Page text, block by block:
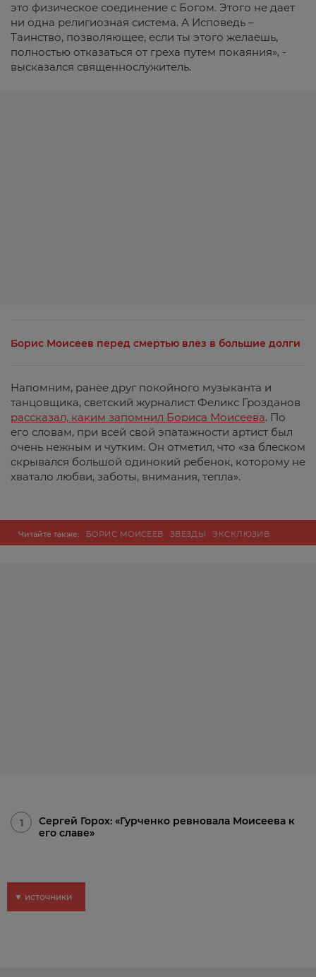
это физическое соединение с Богом. Этого не дает
ни одна религиозная система. А Исповедь –
Таинство, позволяющее, если ты этого желаешь,
полностью отказаться от греха путем покаяния», -
высказался священнослужитель.
Борис Моисеев перед смертью влез в большие долги
Напомним, ранее друг покойного музыканта и
танцовщика, светский журналист Феликс Грозданов
рассказал, каким запомнил Бориса Моисеева. По
его словам, при всей свой эпатажности артист был
очень нежным и чутким. Он отметил, что «за блеском
скрывался большой одинокий ребенок, которому не
хватало любви, заботы, внимания, тепла».
Читайте также: БОРИС МОИСЕЕВ ЗВЕЗДЫ ЭКСКЛЮЗИВ
1
Сергей Горох: «Гурченко ревновала Моисеева к
его славе»
▼ источники